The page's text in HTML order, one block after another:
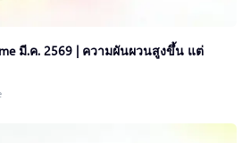
มี.ค. 2569 | ความผันผวนสูงขึ้น แต่